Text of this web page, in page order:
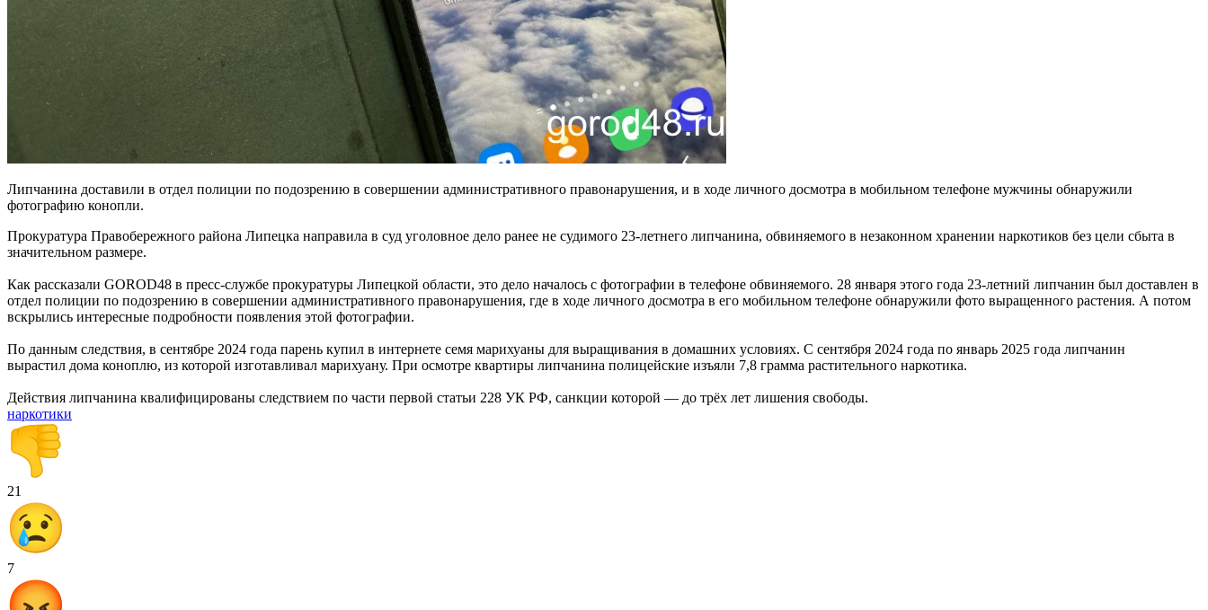
Липчанина доставили в отдел полиции по подозрению в совершении административного правонарушения, и в ходе личного досмотра в мобильном телефоне мужчины обнаружили
фотографию конопли.
Прокуратура Правобережного района Липецка направила в суд уголовное дело ранее не судимого 23-летнего липчанина, обвиняемого в незаконном хранении наркотиков без цели сбыта в
значительном размере.
Как рассказали GOROD48 в пресс-службе прокуратуры Липецкой области, это дело началось с фотографии в телефоне обвиняемого. 28 января этого года 23-летний липчанин был доставлен в
отдел полиции по подозрению в совершении административного правонарушения, где в ходе личного досмотра в его мобильном телефоне обнаружили фото выращенного растения. А потом
вскрылись интересные подробности появления этой фотографии.
По данным следствия, в сентябре 2024 года парень купил в интернете семя марихуаны для выращивания в домашних условиях. С сентября 2024 года по январь 2025 года липчанин
вырастил дома коноплю, из которой изготавливал марихуану. При осмотре квартиры липчанина полицейские изъяли 7,8 грамма растительного наркотика.
Действия липчанина квалифицированы следствием по части первой статьи 228 УК РФ, санкции которой — до трёх лет лишения свободы.
наркотики
21
7